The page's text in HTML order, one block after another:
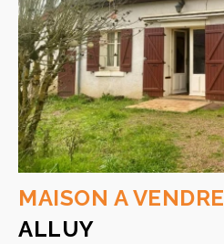
MAISON A VENDRE
ALLUY